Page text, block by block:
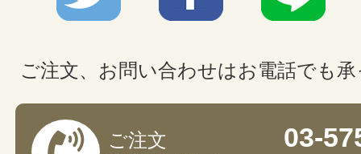
ご注文、お問い合わせはお電話でも
ご注文
03-